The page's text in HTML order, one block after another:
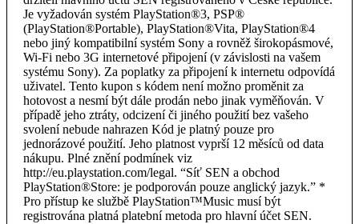
Je vyžadován systém PlayStation®3, PSP®
(PlayStation®Portable), PlayStation®Vita, PlayStation®4
nebo jiný kompatibilní systém Sony a rovněž širokopásmové,
Wi-Fi nebo 3G internetové připojení (v závislosti na vašem
systému Sony). Za poplatky za připojení k internetu odpovídá
uživatel. Tento kupon s kódem není možno proměnit za
hotovost a nesmí být dále prodán nebo jinak vyměňován. V
případě jeho ztráty, odcizení či jiného použití bez vašeho
svolení nebude nahrazen Kód je platný pouze pro
jednorázové použití. Jeho platnost vyprší 12 měsíců od data
nákupu. Plné znění podmínek viz
http://eu.playstation.com/legal. “Síť SEN a obchod
PlayStation®Store: je podporován pouze anglický jazyk.” *
Pro přístup ke službě PlayStation™Music musí být
registrována platná platební metoda pro hlavní účet SEN.